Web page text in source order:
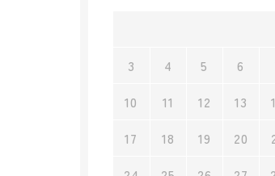
3
4 5 6
10
11 12 13
17
18 19 20